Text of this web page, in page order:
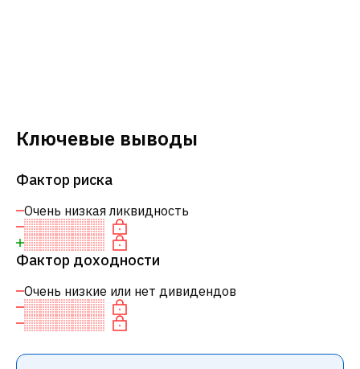
Ключевые выводы
Фактор риска
Очень низкая ликвидность
Фактор доходности
Очень низкие или нет дивидендов